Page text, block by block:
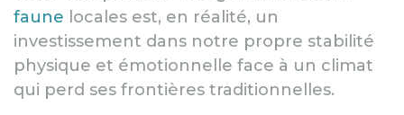
faune locales est, en réalité, un
investissement dans notre propre stabilité
physique et émotionnelle face à un climat
qui perd ses frontières traditionnelles.